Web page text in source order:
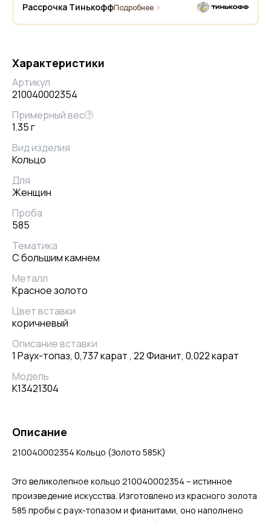
Рассрочка ТинькоффПодробнее
Характеристики
Артикул
210040002354
Примерный вес ?
1.35 г
Вид изделия
Кольцо
Для
Женщин
Проба
585
Тематика
С большим камнем
Металл
Красное золото
Цвет вставки
коричневый
Описание вставки
1 Раух-топаз, 0,737 карат , 22 Фианит, 0,022 карат
Модель
К13421304
Описание
210040002354 Кольцо (Золото 585К)
Это великолепное кольцо 210040002354 – истинное
произведение искусства. Изготовлено из красного золота
585 пробы с раух-топазом и фианитами, оно наполнено